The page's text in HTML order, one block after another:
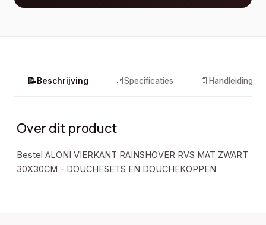
📝Beschrijving 📐Specificaties 📄 Handleidingen
Over dit product
Bestel ALONI VIERKANT RAINSHOVER RVS MAT ZWART
30X30CM - DOUCHESETS EN DOUCHEKOPPEN